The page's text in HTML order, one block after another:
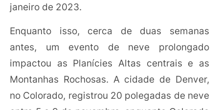
janeiro de 2023.
Enquanto isso, cerca de duas semanas
antes, um evento de neve prolongado
impactou as Planícies Altas centrais e as
Montanhas Rochosas. A cidade de Denver,
no Colorado, registrou 20 polegadas de neve